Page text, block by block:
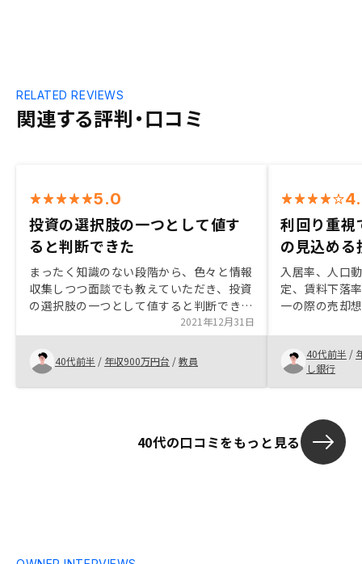
関連する評判・口コミ
RELATED REVIEWS
5.0
投資の選択肢の一つとして値す
ると判断できた
まったく知識のない段階から、色々と情報
収集しつつ面談でも教えていただき、投資
の選択肢の一つとして値すると判断できた
ため開始しました。担当していただいた方
からの色々な情報や雑談も有益でした。経
営の透明性や企業努力を、アプリを通して
も配信していただけると良いかもしれませ
ん。
2021年12月31日
40代前半 / 年収900万円台 /教員
利回り重視
の見込める
入居率、人口
定、賃料下落
一の際の売却
の自分にも安
う。信用レバ
投資であり、
対応していき
40代前半 /
し銀行
40代の口コミをもっと見る